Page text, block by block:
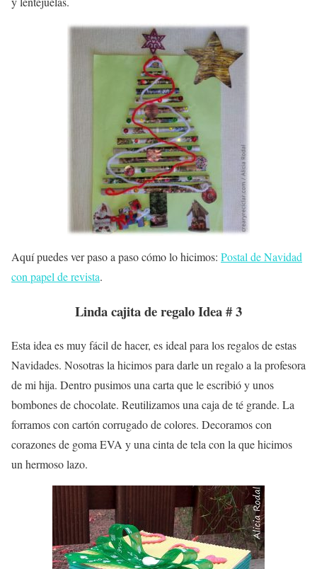
Aquí puedes ver paso a paso cómo lo hicimos: Postal de Navidad
con papel de revista.
Linda cajita de regalo Idea # 3
Esta idea es muy fácil de hacer, es ideal para los regalos de estas
Navidades. Nosotras la hicimos para darle un regalo a la profesora
de mi hija. Dentro pusimos una carta que le escribió y unos
bombones de chocolate. Reutilizamos una caja de té grande. La
forramos con cartón corrugado de colores. Decoramos con
corazones de goma EVA y una cinta de tela con la que hicimos
un hermoso lazo.